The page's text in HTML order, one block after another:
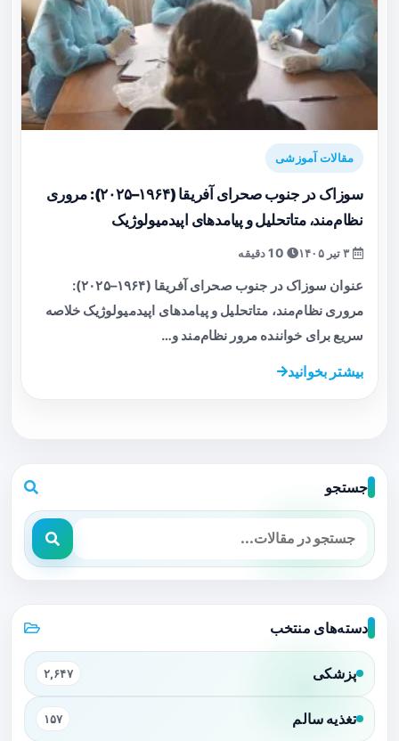
مقالات آموزشی
سوزاک در جنوب صحرای آفریقا (۱۹۶۴–۲۰۲۵): مروری
نظام‌مند، متا‌تحلیل و پیامدهای اپیدمیولوژیک
عنوان سوزاک در جنوب صحرای آفریقا (۱۹۶۴–۲۰۲۵):
مروری نظام‌مند، متا‌تحلیل و پیامدهای اپیدمیولوژیک خلاصه
سریع برای خواننده مرور نظام‌مند و…
بیشتر بخوانید
جستجو
دسته‌های منتخب
پزشکی ۲,۶۴۷
تغذیه سالم ۱۵۷